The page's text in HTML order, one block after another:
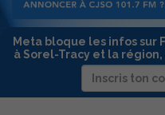
Meta bloque les infos sur
à Sorel-Tracy et la